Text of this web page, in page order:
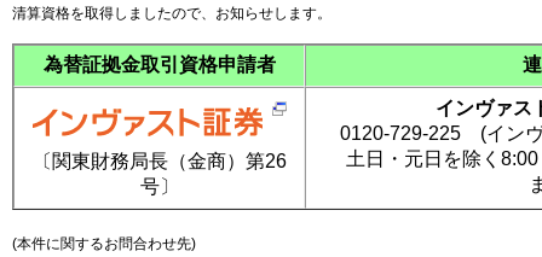
清算資格を取得しましたので、お知らせします。
為替証拠金取引資格申請者
〔関東財務局長（金商）第26
号〕
インヴァス
0120-729-225 (イン
土日・元日を除く8:00
(本件に関するお問合わせ先)